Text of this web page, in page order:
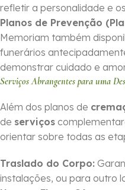
refletir a personalidade e
Planos de Prevenção
Memoriam também
funerários
demonstrar cuidado e
Serviços Abrangentes para uma
Além dos planos de
de serviços
orientar sobre todas as
Traslado do Corpo:
instalações, ou para outro